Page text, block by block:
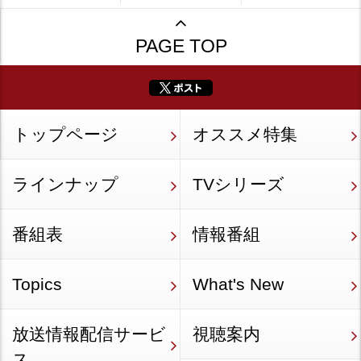
PAGE TOP
トップページ オススメ特集
ラインナップ TVシリーズ
番組表 情報番組
Topics What's New
放送情報配信サービ
視聴案内